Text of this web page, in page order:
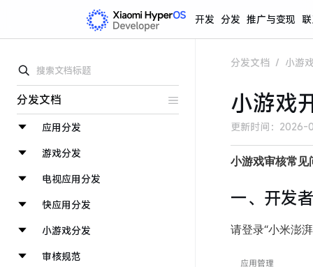
开发 分发 推广与变现
分发文档
应用分发
游戏分发
电视应用分发
快应用分发
小游戏分发
审核规范
分发文档 / 小游
小游戏
更新时间： 2026-
小游戏审核常见
一、开发
请登录“小米澎